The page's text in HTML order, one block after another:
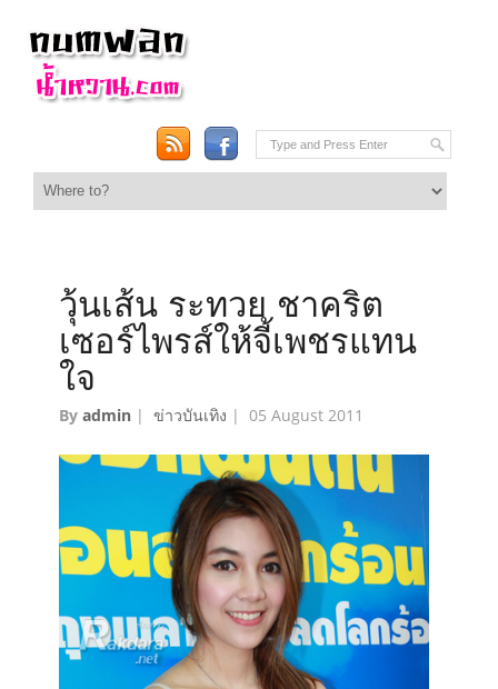
วุ้นเส้น ระทวย ชาคริต
เซอร์ไพรส์ให้จี้เพชรแทน
ใจ
Byadmin |ข่าวบันเทิง |05 August 2011